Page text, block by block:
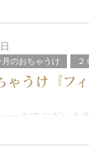
月異称で、
い」ではなく
月のおちゃうけ ２
ゃうけ『フ
ィークでござい
いですね 気持